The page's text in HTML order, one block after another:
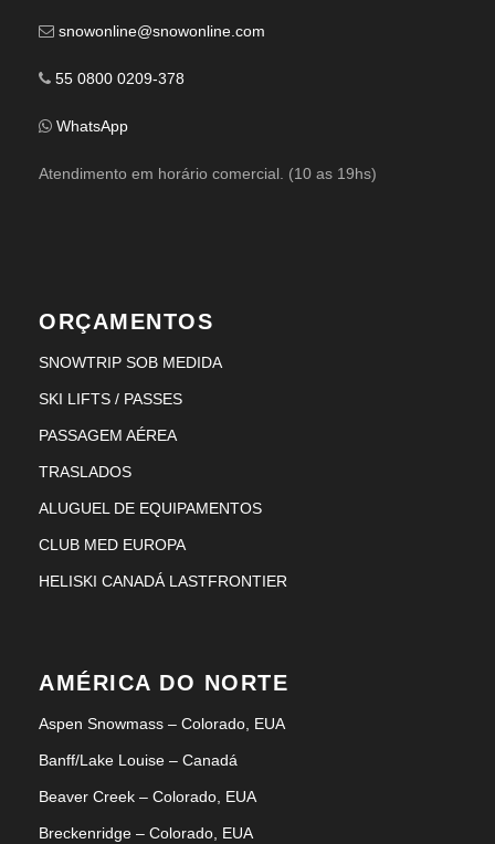
snowonline@snowonline.com
55 0800 0209-378
WhatsApp
Atendimento em horário comercial. (10 as 19hs)
ORÇAMENTOS
SNOWTRIP SOB MEDIDA
SKI LIFTS / PASSES
PASSAGEM AÉREA
TRASLADOS
ALUGUEL DE EQUIPAMENTOS
CLUB MED EUROPA
HELISKI CANADÁ LASTFRONTIER
AMÉRICA DO NORTE
Aspen Snowmass – Colorado, EUA
Banff/Lake Louise – Canadá
Beaver Creek – Colorado, EUA
Breckenridge – Colorado, EUA